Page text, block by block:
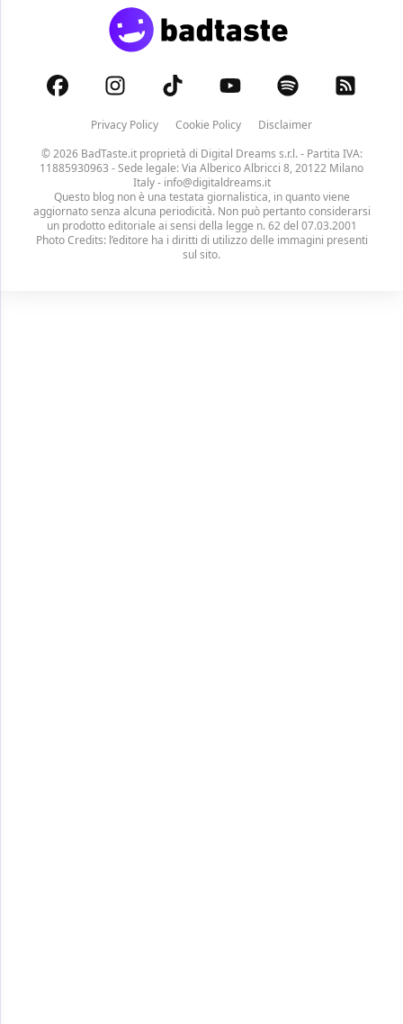
Privacy Policy Cookie Policy
Disclaimer
© 2026 BadTaste.it proprietà di Digital Dreams s.r.l.- Partita IVA:
11885930963 - Sede legale: Via Alberico Albricci 8, 20122 Milano
Italy - info@digitaldreams.it
Questo blog non è una testata giornalistica, in quanto viene
aggiornato senza alcuna periodicità. Non può pertanto considerarsi
un prodotto editoriale ai sensi della legge n. 62 del 07.03.2001
Photo Credits: l’editore ha i diritti di utilizzo delle immagini presenti
sul sito.